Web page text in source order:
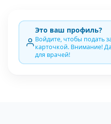
Это ваш профиль?
Войдите, чтобы подать
карточкой. Внимание!
для врачей!